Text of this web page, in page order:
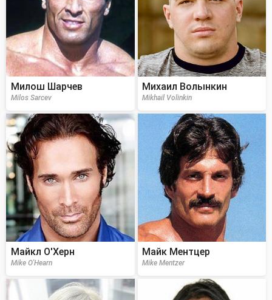
Милош Шарчев
Milos Sarcev
Михаил Волынкин
Mikhail Volinkin
Майкл О'Херн
Mike O'Hearn
Майк Ментцер
Mike Mentzer